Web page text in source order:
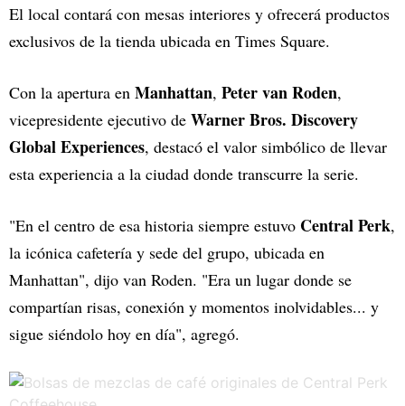
El local contará con mesas interiores y ofrecerá productos
exclusivos de la tienda ubicada en Times Square.
Con la apertura en Manhattan, Peter van Roden,
vicepresidente ejecutivo de Warner Bros. Discovery
Global Experiences, destacó el valor simbólico de llevar
esta experiencia a la ciudad donde transcurre la serie.
"En el centro de esa historia siempre estuvo Central Perk,
la icónica cafetería y sede del grupo, ubicada en
Manhattan", dijo van Roden. "Era un lugar donde se
compartían risas, conexión y momentos inolvidables... y
sigue siéndolo hoy en día", agregó.